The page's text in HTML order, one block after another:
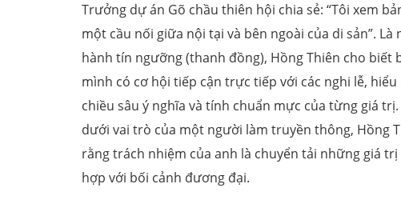
Trưởng dự án Gõ chầu thiên hội chia sẻ: “Tôi xem
một cầu nối giữa nội tại và bên ngoài của di sản”. Là
hành tín ngưỡng (thanh đồng), Hồng Thiên cho biết
mình có cơ hội tiếp cận trực tiếp với các nghi lễ, hiểu
chiều sâu ý nghĩa và tính chuẩn mực của từng giá trị.
dưới vai trò của một người làm truyền thông, Hồng
rằng trách nhiệm của anh là chuyển tải những giá
hợp với bối cảnh đương đại.